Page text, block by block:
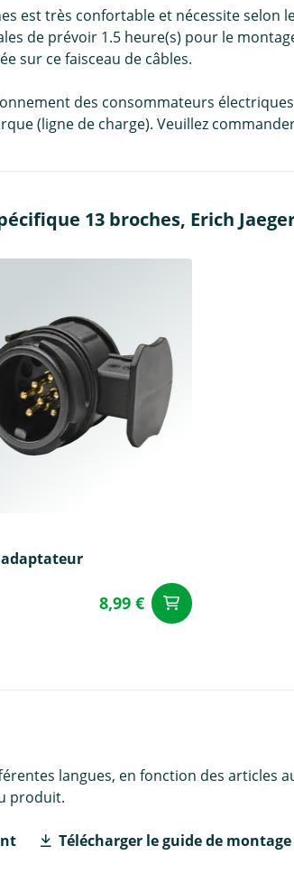
est très confortable et nécessite selon
de prévoir 1.5 heure(s) pour le
sur ce faisceau de câbles.
des consommateurs
(ligne de charge). Veuillez
13 broches, Erich
8,99 €
langues, en fonction des articles
produit.
Télécharger le guide de